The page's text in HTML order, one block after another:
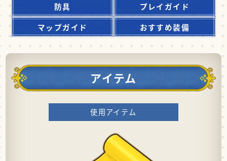
防具
プレイガイド
マップガイド
おすすめ装備
アイテム
使用アイテム